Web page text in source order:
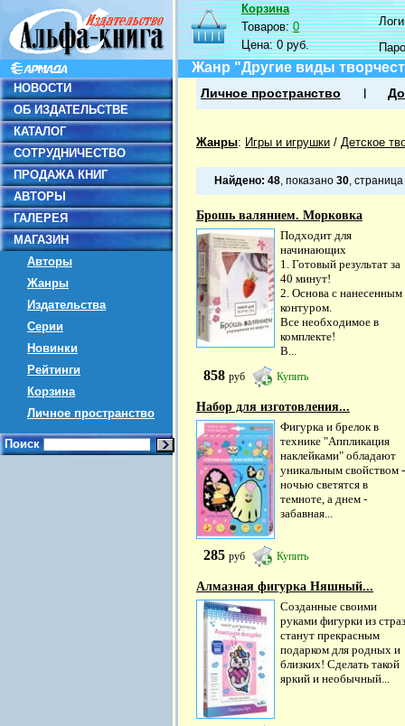
НОВОСТИ
ОБ ИЗДАТЕЛЬСТВЕ
КАТАЛОГ
СОТРУДНИЧЕСТВО
ПРОДАЖА КНИГ
АВТОРЫ
ГАЛЕРЕЯ
МАГАЗИН
Авторы
Жанры
Издательства
Серии
Новинки
Рейтинги
Корзина
Личное пространство
Поиск
Корзина
Товаров:0
Цена:0 руб.
Жанр "Другие виды
Личное пространство
Жанры: Игры и игрушки / Детское
Найдено: 48, показано 30, страница
Брошь валянием. Морковка
Подходит для
начинающих
1. Готовый результат за
40 минут!
2. Основа с нанесенным
контуром.
Все необходимое в
комплекте!
В...
858 руб Купить
Набор для изготовления...
Фигурка и брелок в
технике "Аппликация
наклейками" обладают
уникальным свойством -
ночью светятся в
темноте, а днем -
забавная...
285 руб Купить
Алмазная фигурка Няшный...
Созданные своими
руками фигурки из
станут прекрасным
подарком для родных и
близких! Сделать такой
яркий и необычный...